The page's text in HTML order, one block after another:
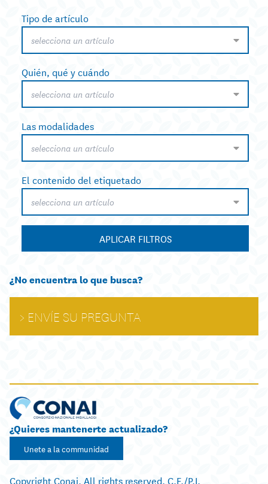
Tipo de artículo
selecciona un artículo
Quién, qué y cuándo
selecciona un artículo
Las modalidades
selecciona un artículo
El contenido del etiquetado
selecciona un artículo
APLICAR FILTROS
¿No encuentra lo que busca?
ENVÍE SU PREGUNTA
¿Quieres mantenerte actualizado?
Unete a la communidad
Copyright Conai. All rights reserved. C.F./P.I.